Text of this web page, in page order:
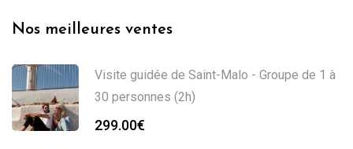
Nos meilleures ventes
Visite guidée de Saint-Malo - Groupe de 1 à
30 personnes (2h)
299.00€